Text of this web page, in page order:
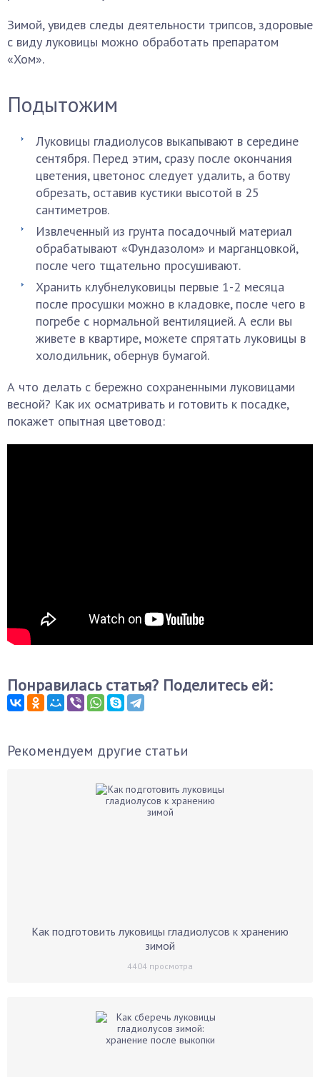
Зимой, увидев следы деятельности трипсов, здоровые
с виду луковицы можно обработать препаратом
«Хом».
Подытожим
Луковицы гладиолусов выкапывают в середине
сентября. Перед этим, сразу после окончания
цветения, цветонос следует удалить, а ботву
обрезать, оставив кустики высотой в 25
сантиметров.
Извлеченный из грунта посадочный материал
обрабатывают «Фундазолом» и марганцовкой,
после чего тщательно просушивают.
Хранить клубнелуковицы первые 1-2 месяца
после просушки можно в кладовке, после чего в
погребе с нормальной вентиляцией. А если вы
живете в квартире, можете спрятать луковицы в
холодильник, обернув бумагой.
А что делать с бережно сохраненными луковицами
весной? Как их осматривать и готовить к посадке,
покажет опытная цветовод:
Понравилась статья? Поделитесь ей:
Рекомендуем другие статьи
Как подготовить луковицы гладиолусов к хранению
зимой
4404 просмотра